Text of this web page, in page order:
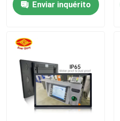
Produtos
Quem Somos
Fábrica
Enviar inquérito